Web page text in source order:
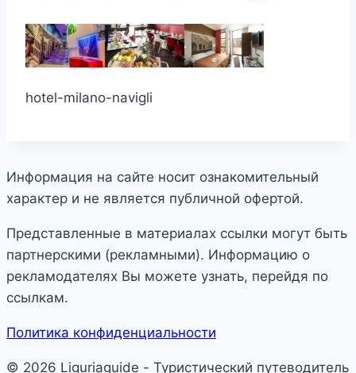
hotel-milano-navigli
Информация на сайте носит ознакомительный
характер и не является публичной офертой.
Представленные в материалах ссылки могут быть
партнерскими (рекламными). Информацию о
рекламодателях Вы можете узнать, перейдя по
ссылкам.
Политика конфиденциальности
© 2026 Liguriaguide - Туристический путеводитель